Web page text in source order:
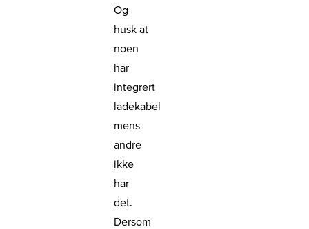
Og
husk at
noen
har
integrert
ladekabel
mens
andre
ikke
har
det.
Dersom